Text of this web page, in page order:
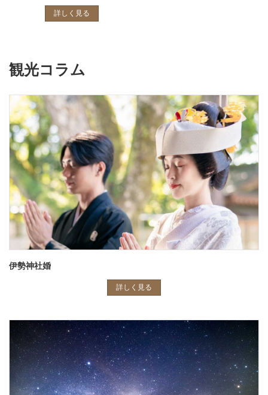
詳しく見る
観光コラム
伊勢神社婚
詳しく見る